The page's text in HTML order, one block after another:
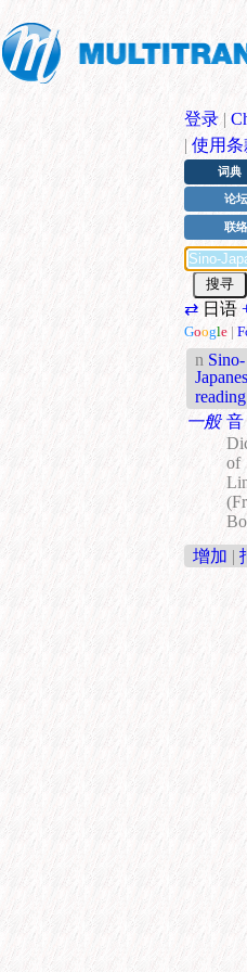
登录 |
| 使用条
词典
论坛
联络
⇄ 日语
Google |
n Sino-
reading
一般
of
增加 |